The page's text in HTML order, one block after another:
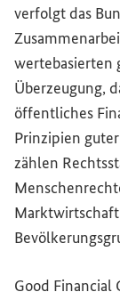
verfolgt das
wertebasierten
Überzeugung,
öffentliches
Prinzipien
zählen
Good Financial